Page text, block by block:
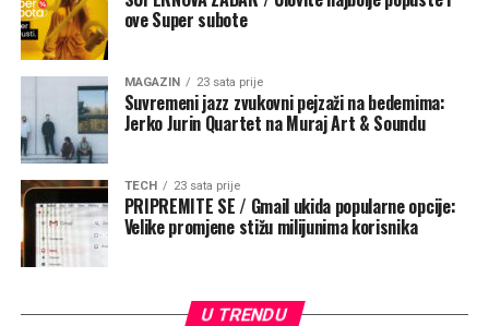
ove Super subote
MAGAZIN 23 sata prije
Suvremeni jazz zvukovni pejzaži na bedemima:
Jerko Jurin Quartet na Muraj Art & Soundu
TECH 23 sata prije
PRIPREMITE SE / Gmail ukida popularne opcije:
Velike promjene stižu milijunima korisnika
U TRENDU